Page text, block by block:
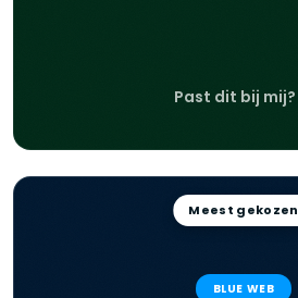
Past dit bij mij?
Meest gekozen
BLUE WEB